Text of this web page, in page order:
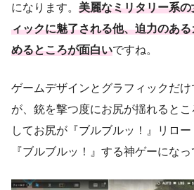
になります。 美麗なミリタリー系
ィックに魅了される他、迫力のあ
めるところが面白いですね。
ゲームデザインとグラフィックだ
が、銃を撃つ度にお尻が揺れると
してお尻が『ブルブルッ！』リロ
『ブルブルッ！』する神ゲーになっ